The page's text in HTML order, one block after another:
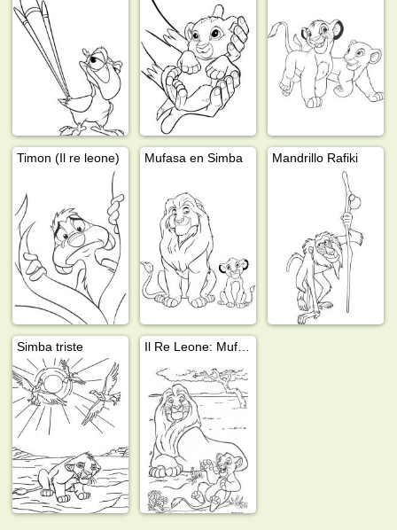
Timon (Il re leone) Mufasa en Simba Mandrillo Rafiki
Simba triste